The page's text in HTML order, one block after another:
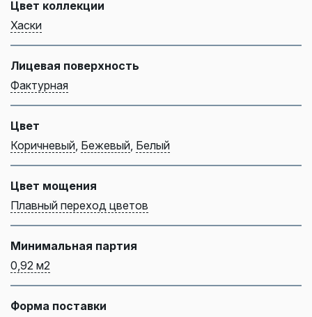
Цвет коллекции
Хаски
Лицевая поверхность
Фактурная
Цвет
Коричневый Бежевый Белый
Цвет мощения
Плавный переход цветов
Минимальная партия
0,92 м2
Форма поставки